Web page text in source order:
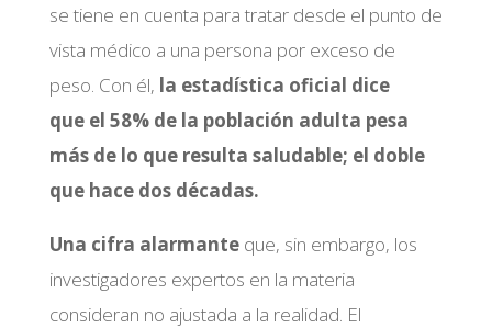
se tiene en cuenta para tratar desde el punto de
vista médico a una persona por exceso de
peso. Con él, la estadística oficial dice
que el 58% de la población adulta pesa
más de lo que resulta saludable; el doble
que hace dos décadas.
Una cifra alarmanteque, sin embargo, los
investigadores expertos en la materia
consideran no ajustada a la realidad. El